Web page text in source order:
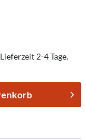
2-4 Tage.